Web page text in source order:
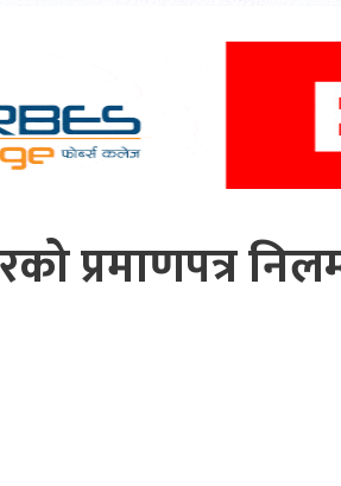
प्रमाणपत्र